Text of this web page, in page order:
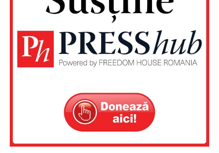
Un proiect
FREEDOM HOUSE ROMÂNIA